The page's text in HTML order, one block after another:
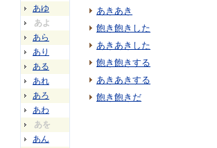
あゆ
あよ
あら
あり
ある
あれ
あろ
あわ
あを
あん
あきあき
飽き飽きした
あきあきした
飽き飽きする
あきあきする
飽き飽きだ